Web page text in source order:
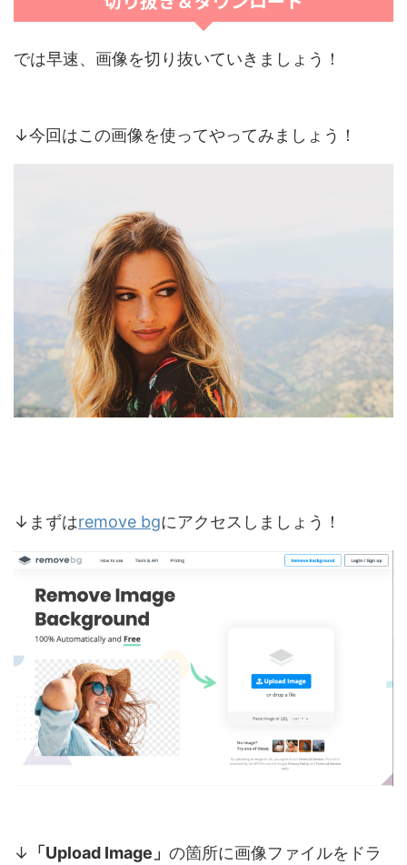
では早速、画像を切り抜いていきましょう！
↓今回はこの画像を使ってやってみましょう！
↓まずはremove bgにアクセスしましょう！
↓ 「Upload Image」 の箇所に画像ファイルをドラ